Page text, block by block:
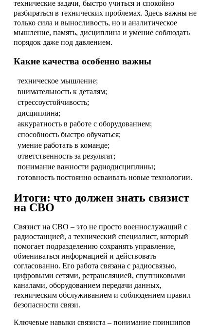
технические задачи, быстро учиться и спокойно
разбираться в технических проблемах. Здесь важны не
только сила и выносливость, но и аналитическое
мышление, память, дисциплина и умение соблюдать
порядок даже под давлением.
Какие качества особенно важны
техническое мышление;
внимательность к деталям;
стрессоустойчивость;
дисциплина;
аккуратность в работе с оборудованием;
способность быстро обучаться;
умение работать в команде;
ответственность за результат;
понимание важности радиодисциплины;
готовность постоянно осваивать новые технологии.
Итоги: что должен знать связист
на СВО
Связист на СВО – это не просто военнослужащий с
радиостанцией, а технический специалист, который
помогает подразделению сохранять управление,
обмениваться информацией и действовать
согласованно. Его работа связана с радиосвязью,
цифровыми сетями, ретрансляцией, спутниковыми
каналами, оборудованием передачи данных,
техническим обслуживанием и соблюдением правил
безопасности связи.
Ключевые навыки связиста – понимание принципов